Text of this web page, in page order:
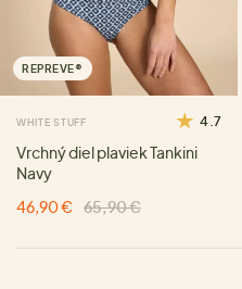
REPREVE®
WHITE STUFF 4.7
Vrchný diel plaviek Tankini
Navy
46,90 €
65,90 €